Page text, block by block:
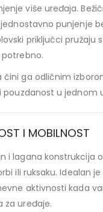
više uređaja.
punjenje
priključci pružaju
ga odličnim
pouzdanost u jednom
I MOBILNOST
i lagana konstrukcija
ili ruksaku. Idealan
aktivnosti kada
za uređaje.